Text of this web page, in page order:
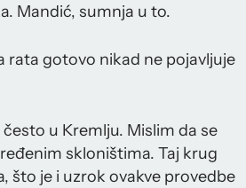
Mandić, sumnja u to.
rata gotovo nikad ne pojavljuje
u Kremlju. Mislim da se
skloništima. Taj krug
što je i uzrok ovakve provedbe